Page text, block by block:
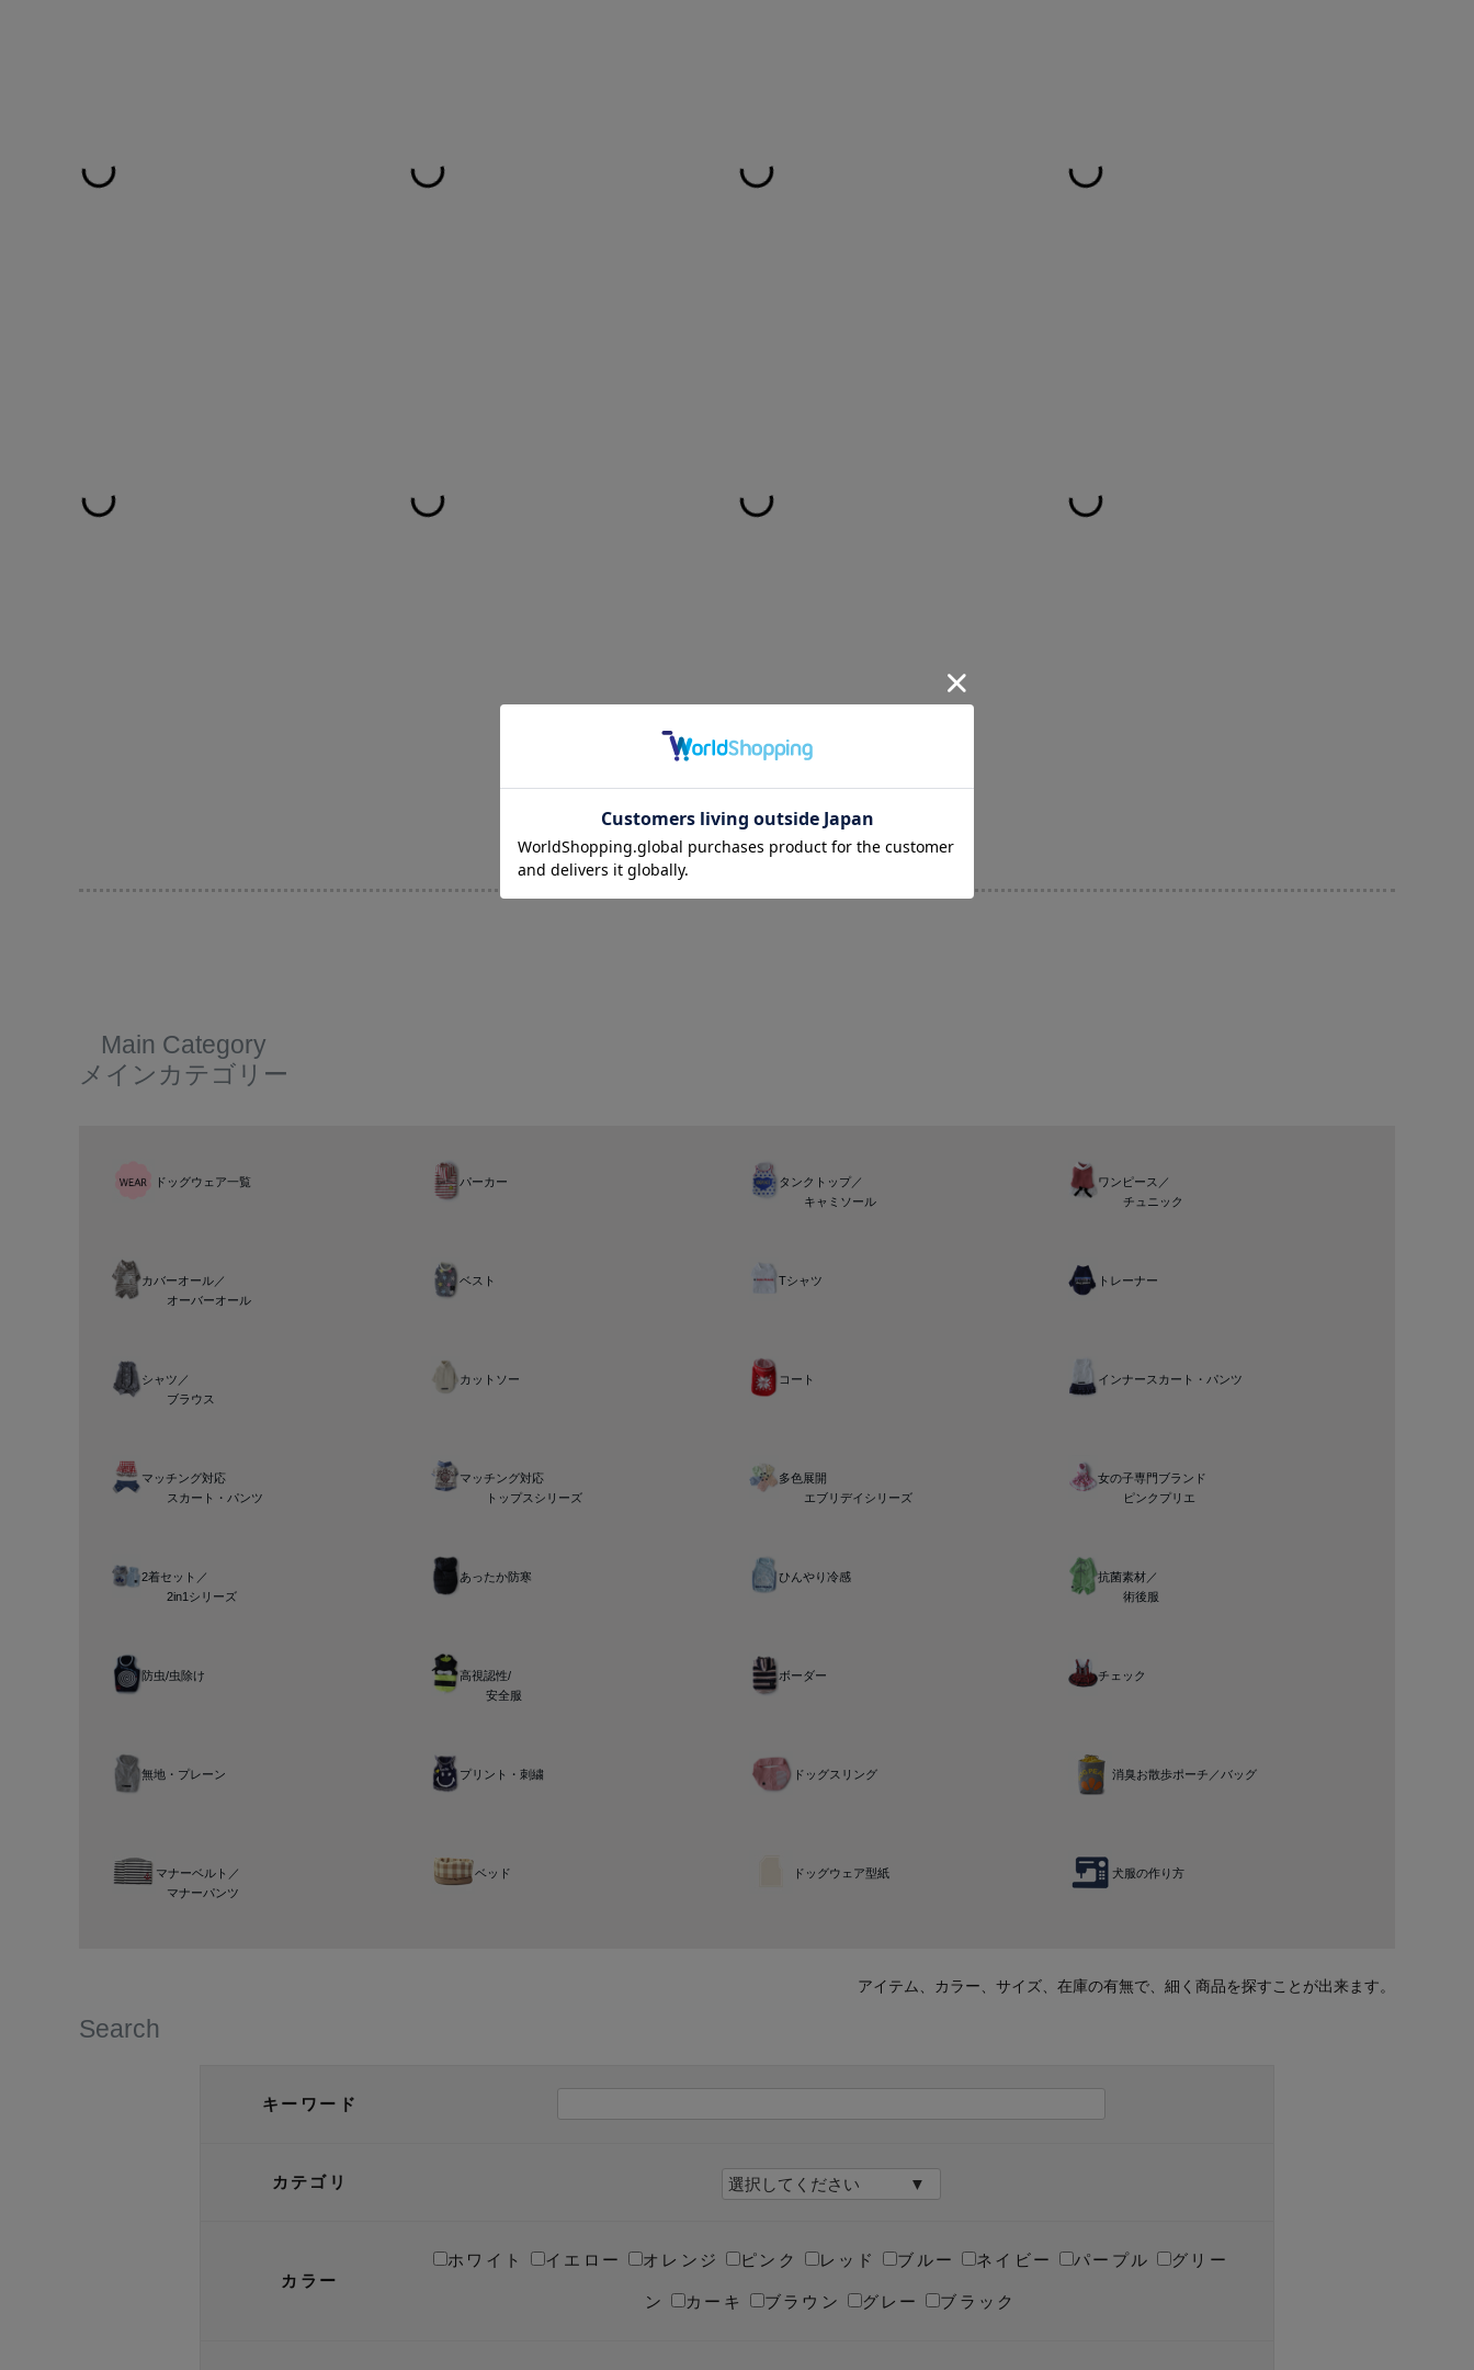
Main Category
メインカテゴリー
ドッグウェア一覧 パーカー
タンクトップ／
キャミソール
ワンピース／
チュニック
カバーオール／
オーバーオール
ベスト Tシャツ トレーナー
シャツ／
ブラウス
カットソー コート インナースカート・パンツ
マッチング対応
スカート・パンツ
マッチング対応
トップスシリーズ
多色展開
エブリデイシリーズ
女の子専門ブランド
ピンクプリエ
2着セット／
2in1シリーズ
あったか防寒 ひんやり冷感
抗菌素材／
術後服
防虫/虫除け
高視認性/
安全服
ボーダー チェック
無地・プレーン プリント・刺繍 ドッグスリング 消臭お散歩ポーチ／バッグ
マナーベルト／
マナーパンツ
ベッド ドッグウェア型紙 犬服の作り方
Search
アイテム、カラー、サイズ、在庫の有無で、細く商品を探すことが出来ます。
キーワード
カテゴリ
カラー
ホワイト イエロー オレンジ ピンク レッド ブルー ネイビー パープル グリー
ン カーキ ブラウン グレー ブラック